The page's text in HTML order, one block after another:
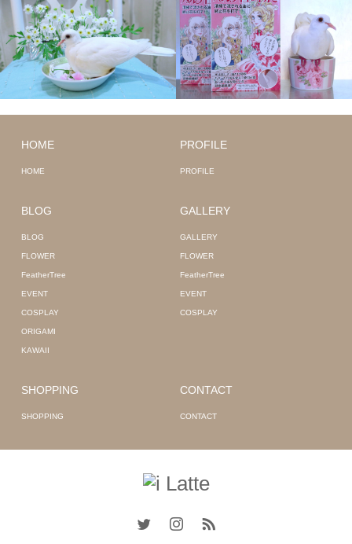
HOME
HOME
PROFILE
PROFILE
BLOG
BLOG
FLOWER
FeatherTree
EVENT
COSPLAY
ORIGAMI
KAWAII
GALLERY
GALLERY
FLOWER
FeatherTree
EVENT
COSPLAY
SHOPPING
SHOPPING
CONTACT
CONTACT